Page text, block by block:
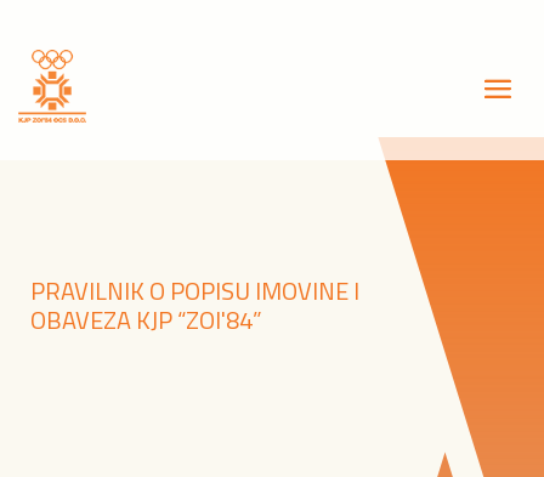
PRAVILNIK O POPISU IMOVINE I
OBAVEZA KJP “ZOI'84”